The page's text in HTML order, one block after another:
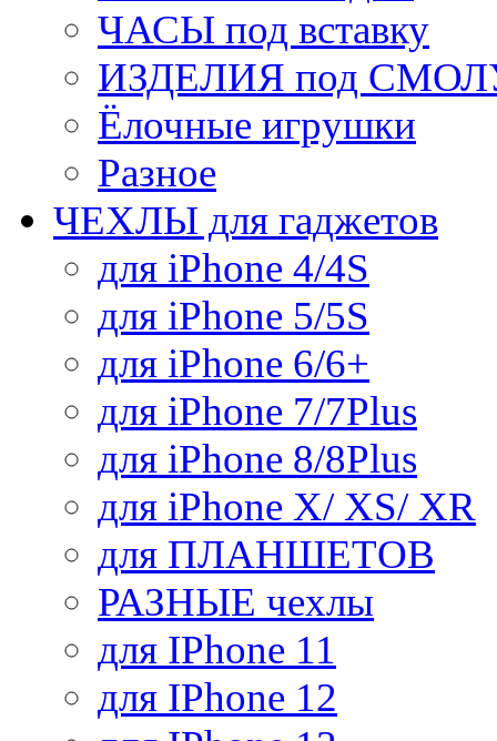
ЧАСЫ под вставку
ИЗДЕЛИЯ под
Ёлочные игрушки
Разное
ЧЕХЛЫ для гаджетов
для iPhone 4/4S
для iPhone 5/5S
для iPhone 6/6+
для iPhone 7/7Plus
для iPhone 8/8Plus
для iPhone X/ XS/ XR
для ПЛАНШЕТОВ
РАЗНЫЕ чехлы
для IPhone 11
для IPhone 12